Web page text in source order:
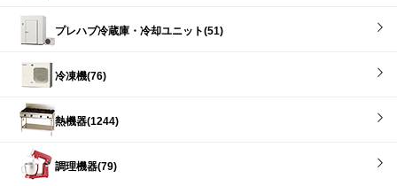
プレハブ冷蔵庫・冷却ユニット(51)
冷凍機(76)
熱機器(1244)
調理機器(79)